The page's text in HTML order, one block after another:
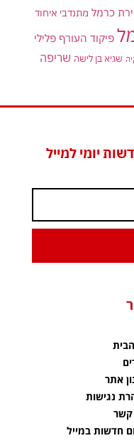
כרמל מתנדבי איחוד
פיקוד העורף פלילי
שגיא בן לישה שריפה
יומי למייל
אתר
נגישות
קשר
חדשות במייל